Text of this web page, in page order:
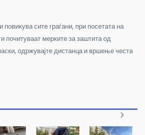
сите граѓани, при посетата на
почитуваат мерките за заштита од
одржувајте дистанца и вршење честа